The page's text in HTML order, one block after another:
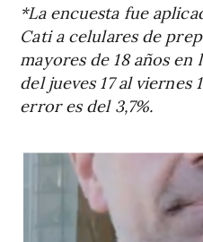
*La encuesta fue
Cati a celulares de
mayores de 18 años en
del jueves 17 al viernes
error es del 3,7%.